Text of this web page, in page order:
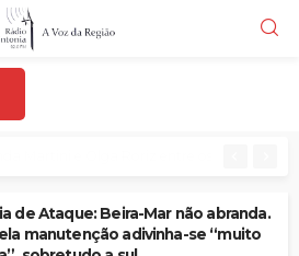
de Ataque: Beira-Mar não abranda.
manutenção adivinha-se “muito